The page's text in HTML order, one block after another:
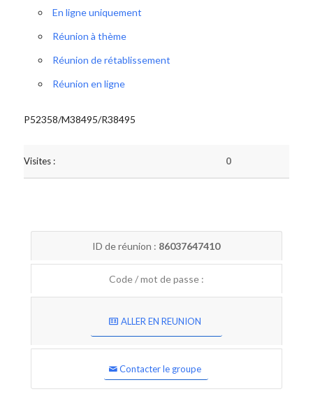
En ligne uniquement
Réunion à thème
Réunion de rétablissement
Réunion en ligne
P52358/M38495/R38495
Visites : 0
ID de réunion : 86037647410
Code / mot de passe :
ALLER EN REUNION
Contacter le groupe